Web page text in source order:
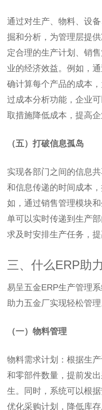
通过对生产、物料、设
掘和分析，为管理层提
定合理的生产计划、销
业的经济效益。例如，
确计算每个产品的成本
过成本分析功能，企业
取措施降低成本，提高企
（五）打破信息孤岛
实现各部门之间的信息
和信息传递的时间成本
如，通过销售管理模块
单可以实时传递到生产
求及时安排生产任务，提
三、什么ERP助
易呈五金ERP生产管理
助力五金厂实现轻松管理
（一）物料管理
物料需求计划：根据生
和零部件数量，提前发
生。同时，系统可以根
优化采购计划，降低库存